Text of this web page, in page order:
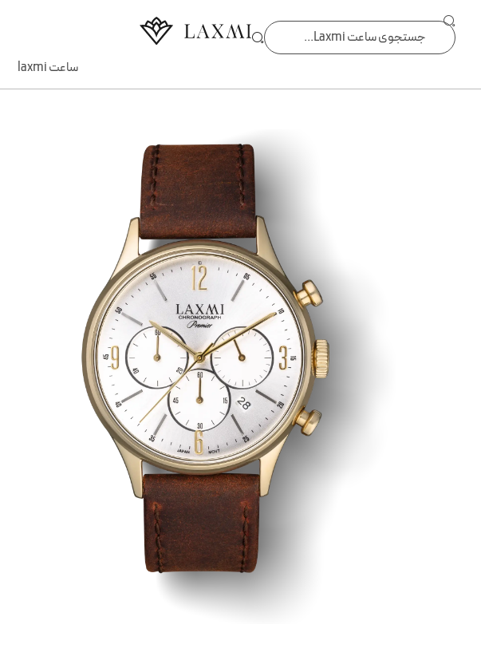
ساعت laxmi